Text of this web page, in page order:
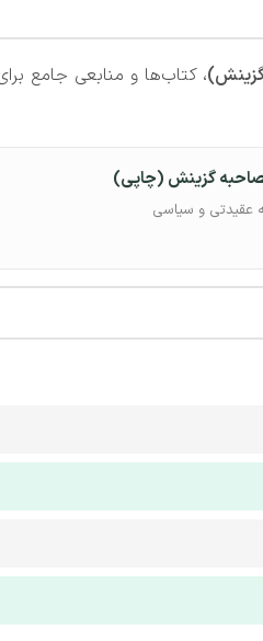
، کتاب‌ها و منابعی جامع
گزینش (چاپی)
عقیدتی و سیاسی